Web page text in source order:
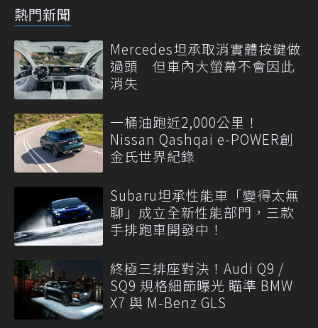
熱門新聞
Mercedes坦承取消實體按鍵做
過頭 但車內大螢幕不會因此
消失
一桶油跑近2,000公里！
Nissan Qashqai e-POWER創
金氏世界紀錄
Subaru坦承性能車「變得太無
聊」成立全新性能部門，三款
手排跑車開發中！
終極三排座對決！Audi Q9 /
SQ9 規格細節曝光 瞄準 BMW
X7 與 M-Benz GLS